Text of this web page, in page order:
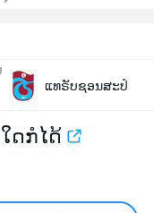
ແທຣັບຊອນສະປໍ
ດກໍໄດ້